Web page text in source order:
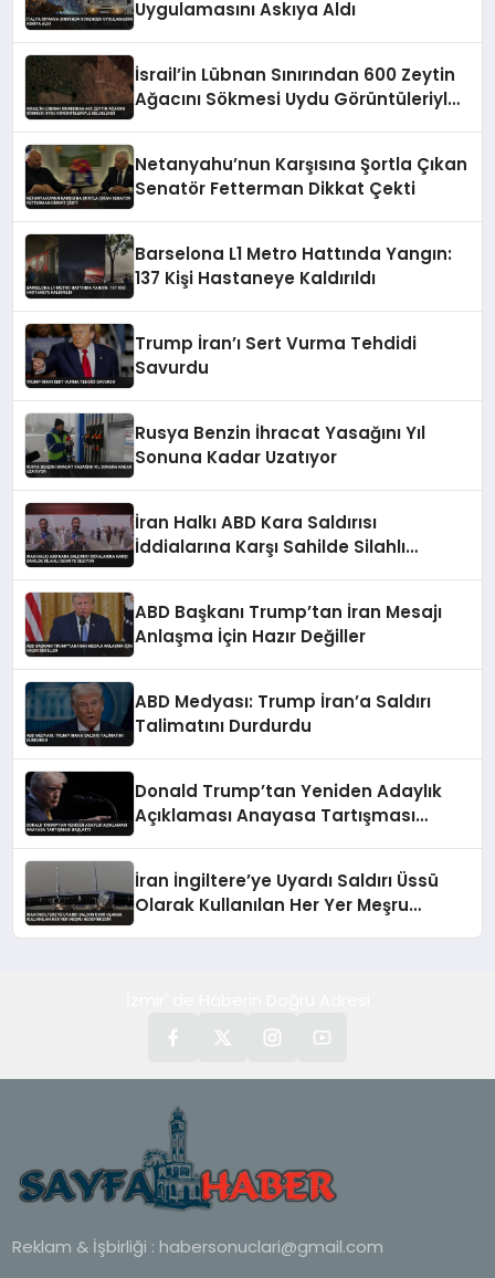
Uygulamasını Askıya Aldı
İsrail’in Lübnan Sınırından 600 Zeytin
Ağacını Sökmesi Uydu Görüntüleriyle
Netanyahu’nun Karşısına Şortla Çıkan
Senatör Fetterman Dikkat Çekti
Barselona L1 Metro Hattında Yangın:
137 Kişi Hastaneye Kaldırıldı
Trump İran’ı Sert Vurma Tehdidi
Savurdu
Rusya Benzin İhracat Yasağını Yıl
Sonuna Kadar Uzatıyor
İran Halkı ABD Kara Saldırısı
İddialarına Karşı Sahilde Silahlı
ABD Başkanı Trump’tan İran Mesajı
Anlaşma İçin Hazır Değiller
ABD Medyası: Trump İran’a Saldırı
Talimatını Durdurdu
Donald Trump’tan Yeniden Adaylık
Açıklaması Anayasa Tartışması
İran İngiltere’ye Uyardı Saldırı Üssü
Olarak Kullanılan Her Yer Meşru
Reklam & İşbirliği : habersonuclari@gmail.com